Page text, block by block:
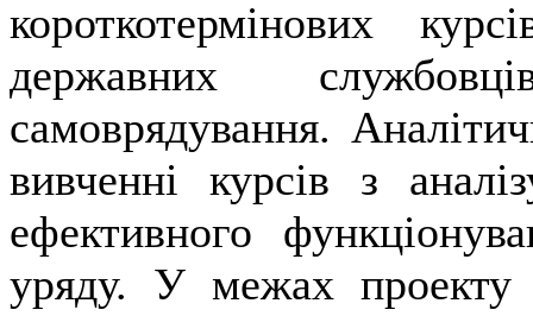
короткотермінових
державних
самоврядування.
вивченні курсів з
ефективного
уряду. У межах проекту